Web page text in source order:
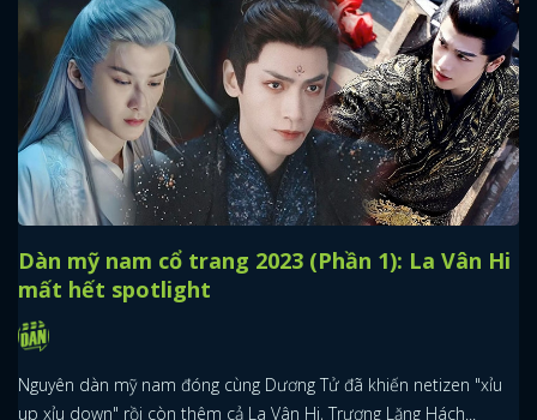
Dàn mỹ nam cổ trang 2023 (Phần 1): La Vân Hi
mất hết spotlight
Nguyên dàn mỹ nam đóng cùng Dương Tử đã khiến netizen "xỉu
up xỉu down" rồi còn thêm cả La Vân Hi, Trương Lăng Hách...